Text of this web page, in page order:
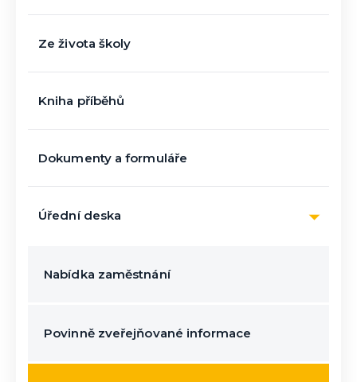
Ze života školy
Kniha příběhů
Dokumenty a formuláře
Úřední deska
Nabídka zaměstnání
Povinně zveřejňované informace